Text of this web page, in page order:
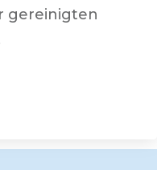
gereinigten